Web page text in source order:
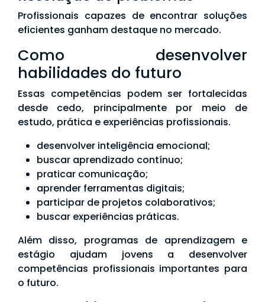
Profissionais capazes de encontrar soluções
eficientes ganham destaque no mercado.
Como desenvolver
habilidades do futuro
Essas competências podem ser fortalecidas
desde cedo, principalmente por meio de
estudo, prática e experiências profissionais.
desenvolver inteligência emocional;
buscar aprendizado contínuo;
praticar comunicação;
aprender ferramentas digitais;
participar de projetos colaborativos;
buscar experiências práticas.
Além disso, programas de aprendizagem e
estágio ajudam jovens a desenvolver
competências profissionais importantes para
o futuro.